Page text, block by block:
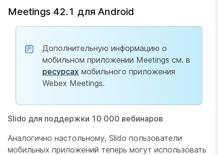
Meetings 42.1 для Android
Дополнительную информацию о
мобильном приложении Meetings см. в
ресурсах мобильного приложения
Webex Meetings.
Slido для поддержки 10 000 вебинаров
Аналогично настольному, Slido пользователи
мобильных приложений теперь могут использовать